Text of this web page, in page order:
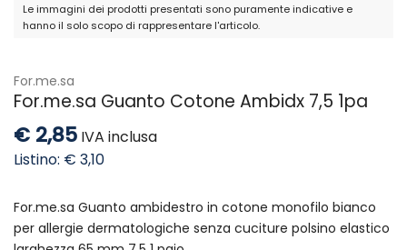
Le immagini dei prodotti presentati sono puramente indicative e
hanno il solo scopo di rappresentare l'articolo.
For.me.sa
For.me.sa Guanto Cotone Ambidx 7,5 1pa
€ 2,85 IVA inclusa
Listino: € 3,10
For.me.sa Guanto ambidestro in cotone monofilo bianco
per allergie dermatologiche senza cuciture polsino elastico